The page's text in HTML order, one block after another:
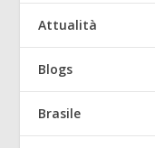
Attualità
Blogs
Brasile